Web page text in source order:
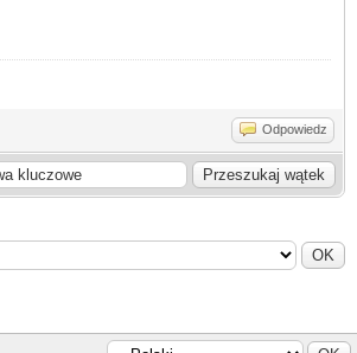
Odpowiedz